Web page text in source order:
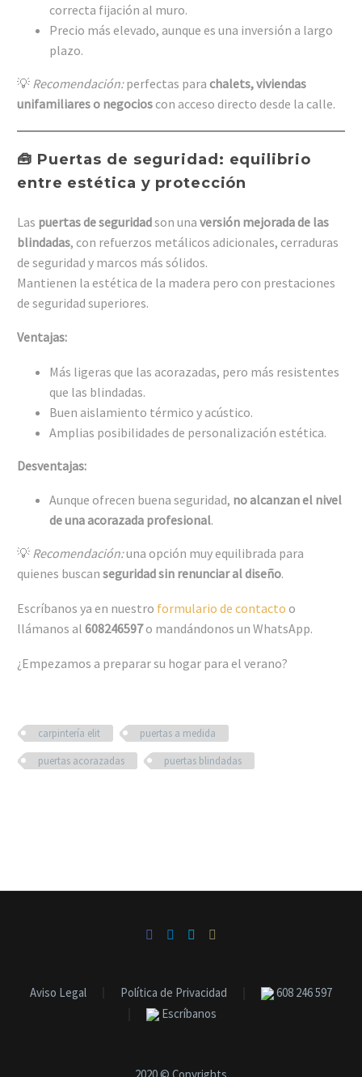
correcta fijación al muro.
Precio más elevado, aunque es una inversión a largo
plazo.
💡 Recomendación:perfectas para chalets, viviendas
unifamiliares o negocioscon acceso directo desde la calle.
🧰 Puertas de seguridad: equilibrio
entre estética y protección
Las puertas de seguridadson una versión mejorada de las
blindadas, con refuerzos metálicos adicionales, cerraduras
de seguridad y marcos más sólidos.
Mantienen la estética de la madera pero con prestaciones
de seguridad superiores.
Ventajas:
Más ligeras que las acorazadas, pero más resistentes
que las blindadas.
Buen aislamiento térmico y acústico.
Amplias posibilidades de personalización estética.
Desventajas:
Aunque ofrecen buena seguridad, no alcanzan el nivel
de una acorazada profesional.
💡 Recomendación:una opción muy equilibrada para
quienes buscan seguridad sin renunciar al diseño.
Escríbanos ya en nuestro formulario de contacto o
llámanos al 608246597o mandándonos un WhatsApp.
¿Empezamos a preparar su hogar para el verano?
carpintería elit
puertas a medida
puertas acorazadas
puertas blindadas
Aviso Legal Política de Privacidad
608 246 597
Escríbanos